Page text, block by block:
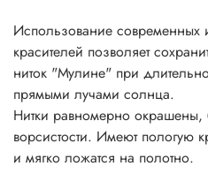
Использование современных
красителей позволяет
ниток "Мулине" при
прямыми лучами солнца.
Нитки равномерно окрашены,
ворсистости. Имеют пологую
и мягко ложатся на полотно.